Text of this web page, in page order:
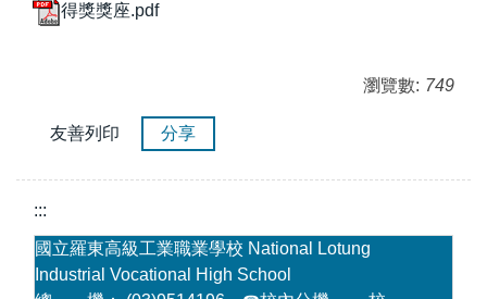
得獎獎座.pdf
瀏覽數: 749
友善列印 分享
:::
國立羅東高級工業職業學校 National Lotung
Industrial Vocational High School